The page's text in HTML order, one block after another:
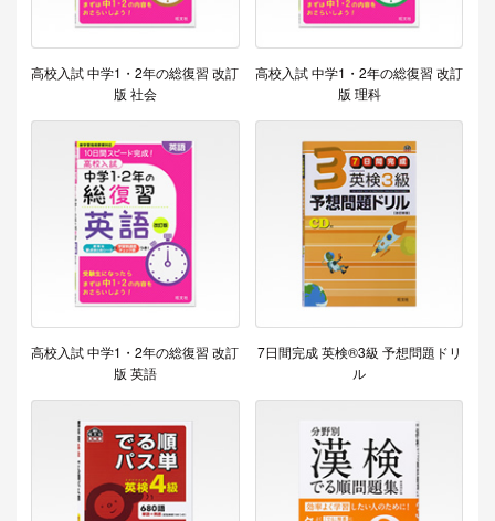
高校入試 中学1・2年の総復習 改訂
版 社会
高校入試 中学1・2年の総復習 改訂
版 理科
高校入試 中学1・2年の総復習 改訂
版 英語
7日間完成 英検®3級 予想問題ドリ
ル